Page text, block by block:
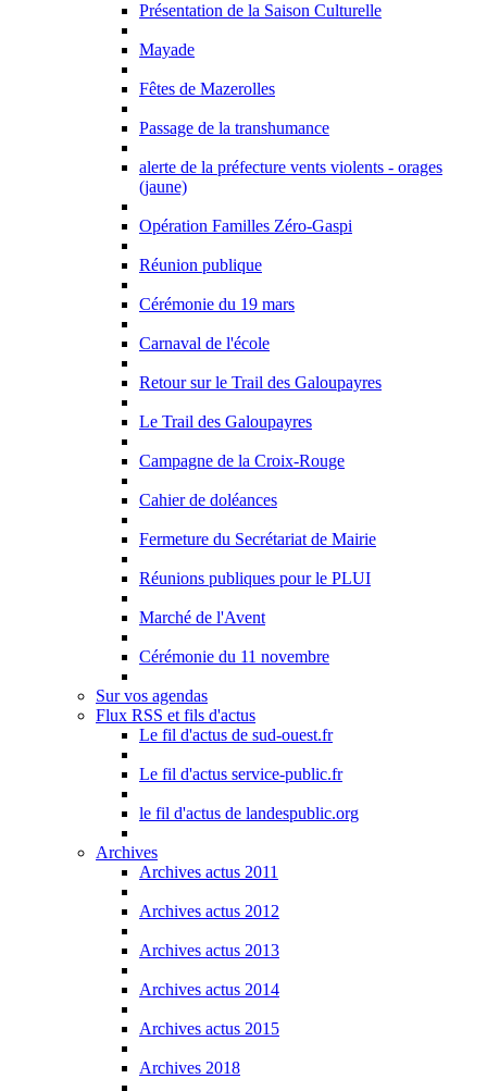
Présentation de la Saison Culturelle
Mayade
Fêtes de Mazerolles
Passage de la transhumance
alerte de la préfecture vents violents - orages
(jaune)
Opération Familles Zéro-Gaspi
Réunion publique
Cérémonie du 19 mars
Carnaval de l'école
Retour sur le Trail des Galoupayres
Le Trail des Galoupayres
Campagne de la Croix-Rouge
Cahier de doléances
Fermeture du Secrétariat de Mairie
Réunions publiques pour le PLUI
Marché de l'Avent
Cérémonie du 11 novembre
Sur vos agendas
Flux RSS et fils d'actus
Le fil d'actus de sud-ouest.fr
Le fil d'actus service-public.fr
le fil d'actus de landespublic.org
Archives
Archives actus 2011
Archives actus 2012
Archives actus 2013
Archives actus 2014
Archives actus 2015
Archives 2018